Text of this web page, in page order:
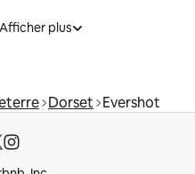
Afficher plus
Dorset Evershot